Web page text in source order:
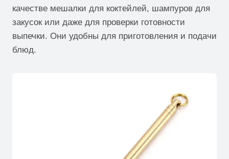
качестве мешалки для коктейлей, шампуров для
закусок или даже для проверки готовности
выпечки. Они удобны для приготовления и подачи
блюд.